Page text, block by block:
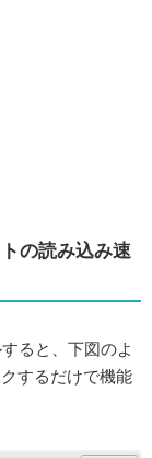
の読み込み速
ると、下図のよ
するだけで機能